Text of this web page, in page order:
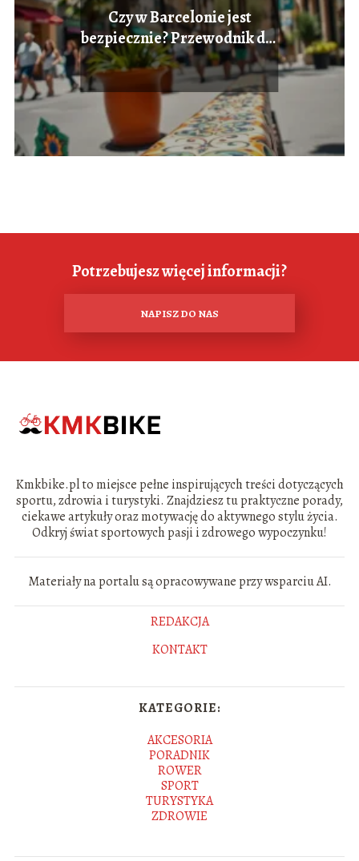
Czy w Barcelonie jest
bezpiecznie? Przewodnik dla
turystów
Potrzebujesz więcej informacji?
NAPISZ DO NAS
Kmkbike.pl to miejsce pełne inspirujących treści dotyczących
sportu, zdrowia i turystyki. Znajdziesz tu praktyczne porady,
ciekawe artykuły oraz motywację do aktywnego stylu życia.
Odkryj świat sportowych pasji i zdrowego wypoczynku!
Materiały na portalu są opracowywane przy wsparciu AI.
REDAKCJA
KONTAKT
KATEGORIE:
AKCESORIA
PORADNIK
ROWER
SPORT
TURYSTYKA
ZDROWIE